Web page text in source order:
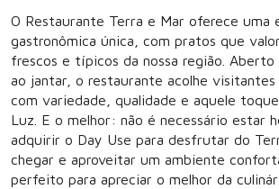
O Restaurante Terra e Mar oferece uma
gastronômica única, com pratos que
frescos e típicos da nossa região. Aberto
ao jantar, o restaurante acolhe visitantes
com variedade, qualidade e aquele
Luz. E o melhor: não é necessário estar
adquirir o Day Use para desfrutar do
chegar e aproveitar um ambiente
perfeito para apreciar o melhor da